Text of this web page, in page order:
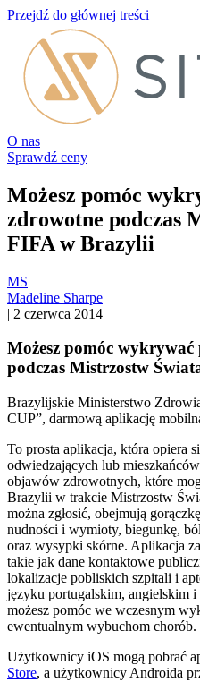
Przejdź do głównej treści
O nas
Sprawdź ceny
Możesz pomóc
zdrowotne podczas
FIFA w Brazylii
MS
Madeline Sharpe
| 2 czerwca 2014
Możesz pomóc
podczas Mistrzostw
Brazylijskie Ministerstwo
CUP”, darmową aplikację
To prosta aplikacja, która opiera
odwiedzających lub
objawów zdrowotnych, które
Brazylii w trakcie Mistrzostw
można zgłosić, obejmują
nudności i wymioty, biegunkę,
oraz wysypki skórne. Aplikacja
takie jak dane kontaktowe
lokalizacje pobliskich szpitali i
języku portugalskim, angielskim i
możesz pomóc we wczesnym
ewentualnym wybuchom chorób.
Użytkownicy iOS mogą pobrać
Store, a użytkownicy Androida